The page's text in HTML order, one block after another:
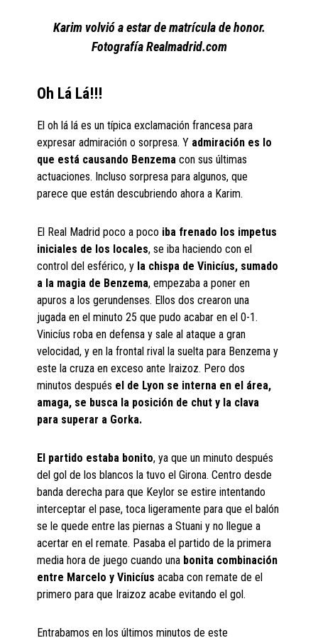
Karim volvió a estar de matrícula de honor.
Fotografía Realmadrid.com
Oh Lá Lá!!!
El oh lá lá es un típica exclamación francesa para
expresar admiración o sorpresa. Y admiración es lo
que está causando Benzema con sus últimas
actuaciones. Incluso sorpresa para algunos, que
parece que están descubriendo ahora a Karim.
El Real Madrid poco a poco iba frenado los impetus
iniciales de los locales, se iba haciendo con el
control del esférico, y la chispa de Vinicíus, sumado
a la magia de Benzema, empezaba a poner en
apuros a los gerundenses. Ellos dos crearon una
jugada en el minuto 25 que pudo acabar en el 0-1.
Vinicíus roba en defensa y sale al ataque a gran
velocidad, y en la frontal rival la suelta para Benzema y
este la cruza en exceso ante Iraizoz. Pero dos
minutos después el de Lyon se interna en el área,
amaga, se busca la posición de chut y la clava
para superar a Gorka.
El partido estaba bonito, ya que un minuto después
del gol de los blancos la tuvo el Girona. Centro desde
banda derecha para que Keylor se estire intentando
interceptar el pase, toca ligeramente para que el balón
se le quede entre las piernas a Stuani y no llegue a
acertar en el remate. Pasaba el partido de la primera
media hora de juego cuando una bonita combinación
entre Marcelo y Vinicíus acaba con remate de el
primero para que Iraizoz acabe evitando el gol.
Entrabamos en los últimos minutos de este